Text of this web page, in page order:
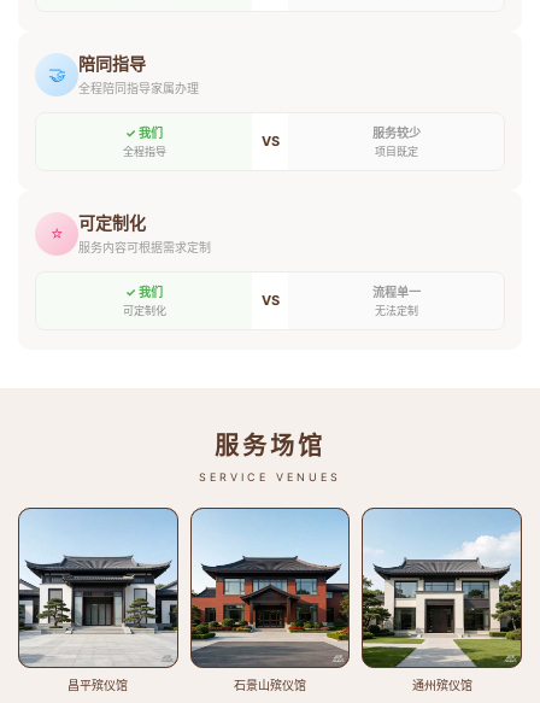
🤝 陪同指导
全程陪同指导家属办理
✓ 我们
全程指导
VS 服务较少
项目既定
⭐ 可定制化
服务内容可根据需求定制
✓ 我们
可定制化
VS 流程单一
无法定制
服务场馆
SERVICE VENUES
昌平殡仪馆 石景山殡仪馆 通州殡仪馆